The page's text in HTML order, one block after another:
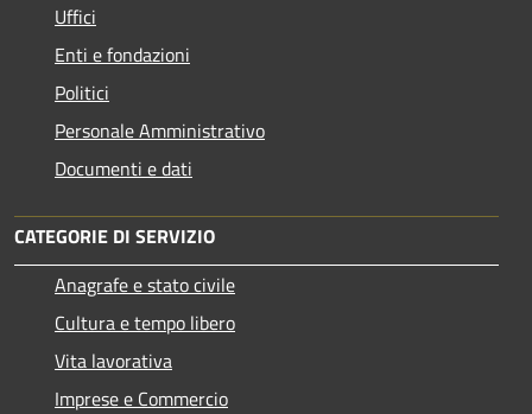
Uffici
Enti e fondazioni
Politici
Personale Amministrativo
Documenti e dati
CATEGORIE DI SERVIZIO
Anagrafe e stato civile
Cultura e tempo libero
Vita lavorativa
Imprese e Commercio